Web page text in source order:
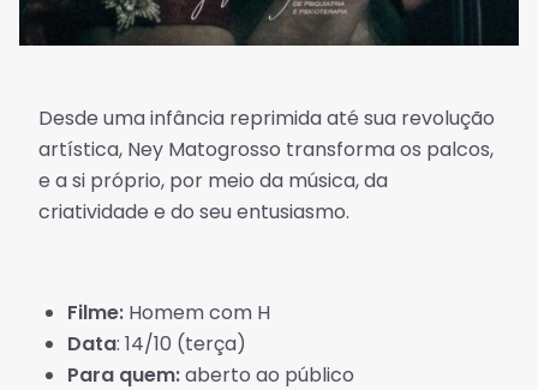
Desde uma infância reprimida até sua revolução
artística, Ney Matogrosso transforma os palcos,
e a si próprio, por meio da música, da
criatividade e do seu entusiasmo.
Filme: Homem com H
Data: 14/10 (terça)
Para quem:aberto ao público